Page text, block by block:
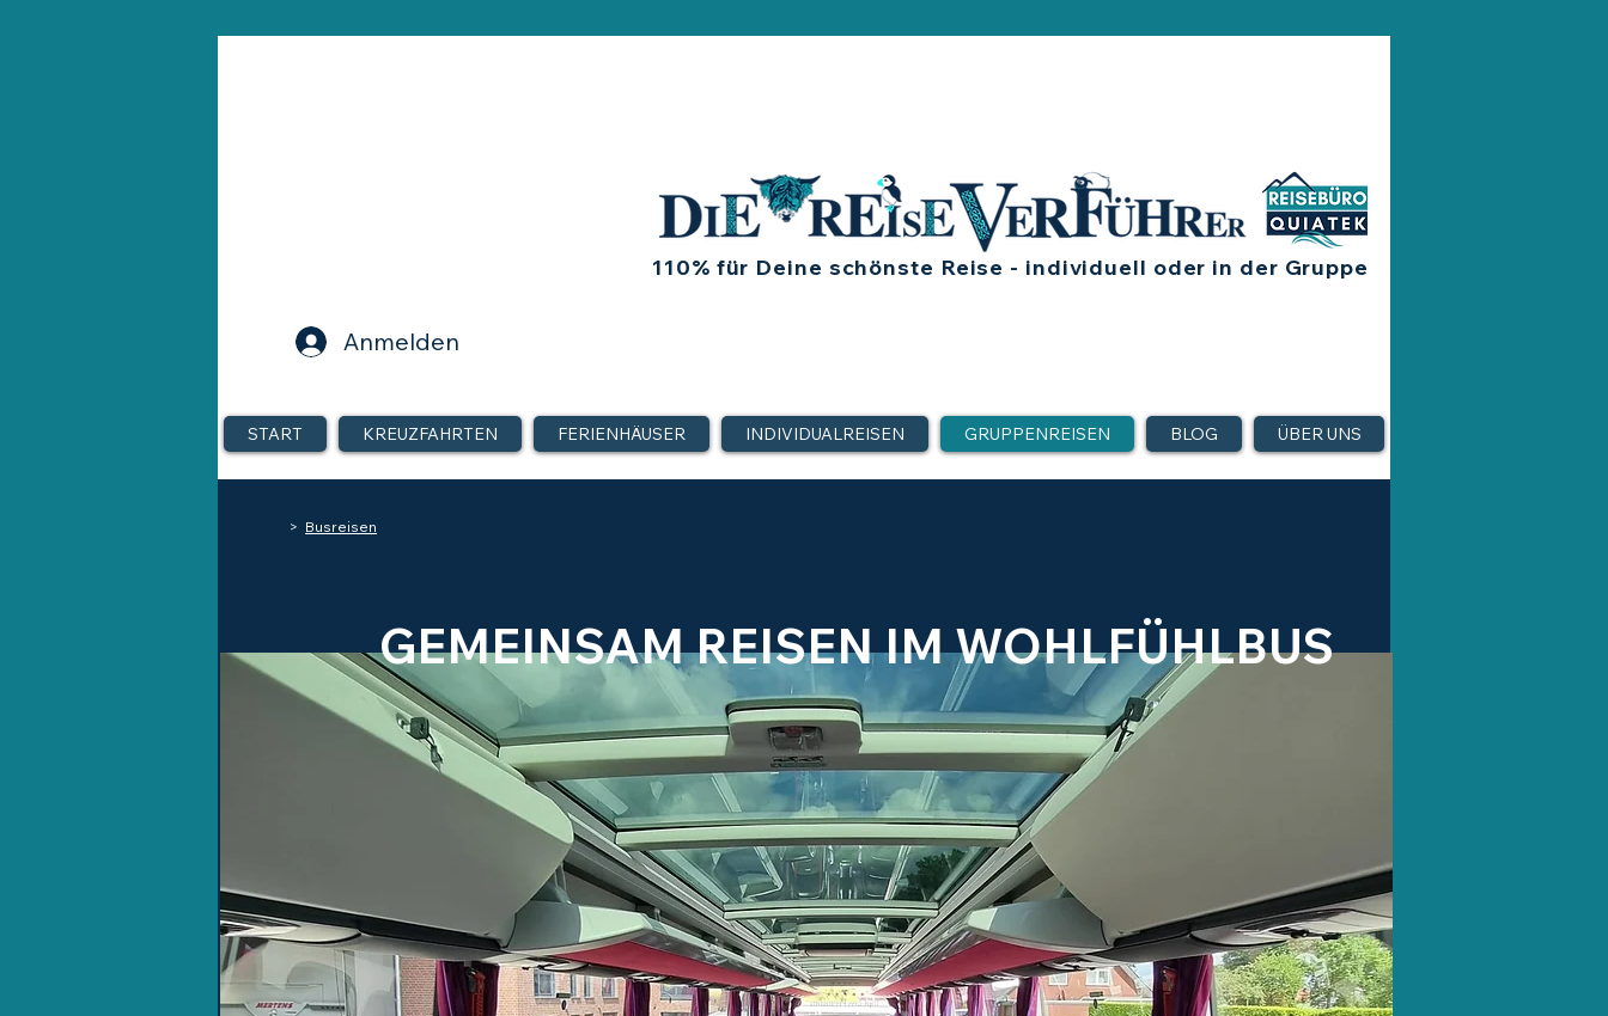
Anmelden
110% für Deine schönste Reise - individuell oder in der Gruppe
START KREUZFAHRTEN FERIENHÄUSER INDIVIDUALREISEN GRUPPENREISEN BLOG ÜBER UNS
> Busreisen
GEMEINSAM REISEN IM WOHLFÜHLBUS